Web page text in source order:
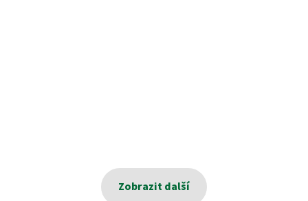
Zobrazit další